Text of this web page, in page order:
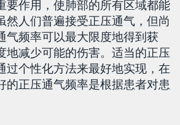
要作用，使肺部的所有区域都能
然人们普遍接受正压通气，但尚
气频率可以最大限度地得到获
地减少可能的伤害。适当的正压
过个性化方法来最好地实现，在
的正压通气频率是根据患者对患